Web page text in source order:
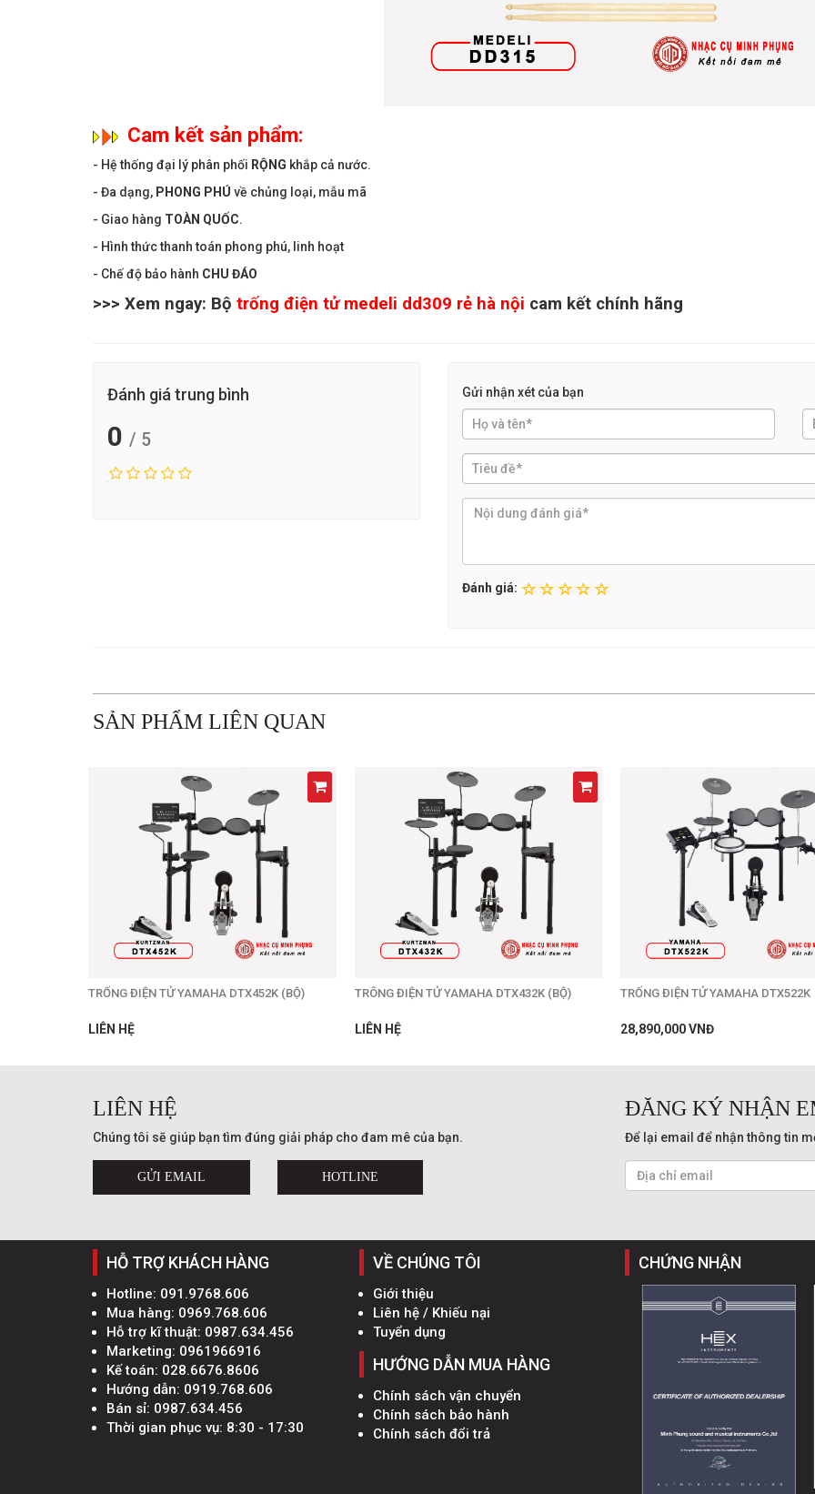
Cam kết sản phẩm:
- Hệ thống đại lý phân phối RỘNG khắp cả nước.
- Đa dạng, PHONG PHÚ về chủng loại, mẫu mã
- Giao hàng TOÀN QUỐC.
- Hình thức thanh toán phong phú, linh hoạt
- Chế độ bảo hành CHU ĐÁO
>>> Xem ngay: Bộ trống điện tử medeli dd309 rẻ hà nội cam kết chính hãng
Đánh giá trung bình
0 / 5
Gửi nhận xét của bạn
Đánh giá:
SẢN PHẨM LIÊN QUAN
TRỐNG ĐIỆN TỬ YAMAHA DTX452K (BỘ)
LIÊN HỆ
TRÔNG ĐIỆN TỬ YAMAHA DTX432K (BỘ)
LIÊN HỆ
TRỐNG ĐIỆN TỬ YAMAHA DTX522K
28,890,000 VNĐ
LIÊN HỆ
Chúng tôi sẽ giúp bạn tìm đúng giải pháp cho đam mê của bạn.
GỬI EMAIL HOTLINE
ĐĂNG KÝ NHẬN
Để lại email để nhận thông tin
HỖ TRỢ KHÁCH HÀNG
Hotline: 091.9768.606
Mua hàng: 0969.768.606
Hỗ trợ kĩ thuật: 0987.634.456
Marketing: 0961966916
Kế toán: 028.6676.8606
Hướng dẫn: 0919.768.606
Bán sỉ: 0987.634.456
Thời gian phục vụ: 8:30 - 17:30
VỀ CHÚNG TÔI
Giới thiệu
Liên hệ / Khiếu nại
Tuyển dụng
HƯỚNG DẪN MUA HÀNG
Chính sách vận chuyển
Chính sách bảo hành
Chính sách đổi trả
CHỨNG NHẬN